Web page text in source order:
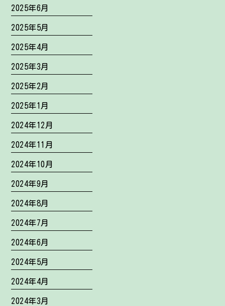
2025年6月
2025年5月
2025年4月
2025年3月
2025年2月
2025年1月
2024年12月
2024年11月
2024年10月
2024年9月
2024年8月
2024年7月
2024年6月
2024年5月
2024年4月
2024年3月